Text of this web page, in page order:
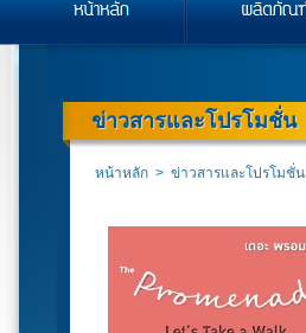
ข่าวสารและโปรโมชั่น
หน้าหลัก > ข่าวสารและโปรโมชั่น